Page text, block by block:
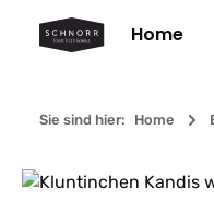
Hauptinhalt springen
Zur Suche springen
Zur Hauptnavigation
Home
Sie sind hier: Home
Bildergalerie